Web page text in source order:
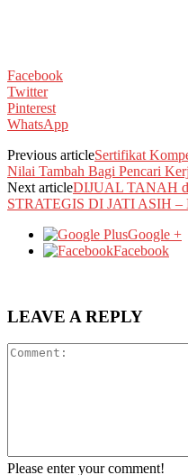
Facebook
Twitter
Pinterest
WhatsApp
Previous articleSertifikat
Nilai Tambah Bagi Pencari
Next articleDIJUAL TANAH
STRATEGIS DI JATI ASIH
Google +
Facebook
LEAVE A REPLY
Please enter your comment!